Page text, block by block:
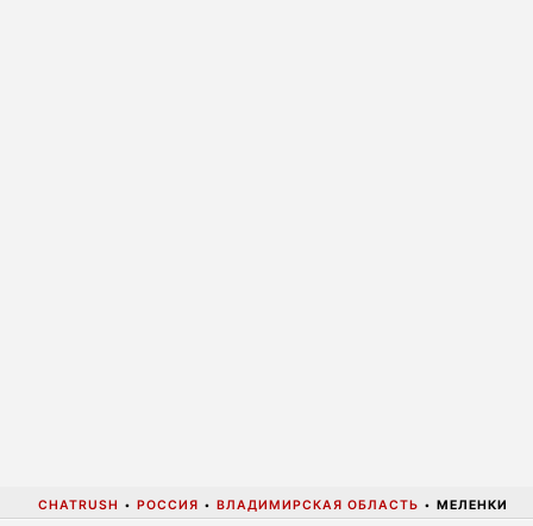
CHATRUSH • РОССИЯ • ВЛАДИМИРСКАЯ ОБЛАСТЬ • МЕЛЕНКИ